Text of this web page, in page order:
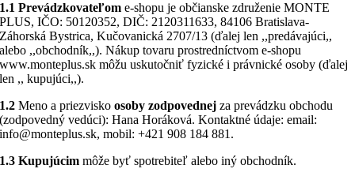
1.1 Prevádzkovateľom e-shopu je občianske združenie MONTE
PLUS, IČO: 50120352, DIČ: 2120311633, 84106 Bratislava-
Záhorská Bystrica, Kučovanická 2707/13 (ďalej len ,,predávajúci,,
alebo ,,obchodník,,). Nákup tovaru prostredníctvom e-shopu
www.monteplus.sk môžu uskutočniť fyzické i právnické osoby (ďalej
len ,, kupujúci,,).
1.2 Meno a priezviskoosoby zodpovednej za prevádzku obchodu
(zodpovedný vedúci): Hana Horáková. Kontaktné údaje: email:
info@monteplus.sk, mobil: +421 908 184 881.
1.3 Kupujúcim môže byť spotrebiteľ alebo iný obchodník.